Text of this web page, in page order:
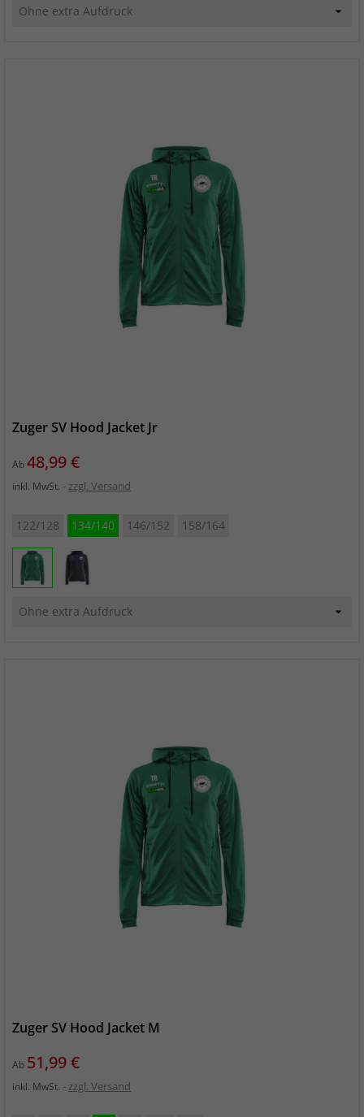
Zuger SV Hood Jacket Jr
AbPreis
48,99 €
inkl. MwSt. zzgl. Versand
122/128 134/140 146/152 158/164
Zuger SV Hood Jacket M
Ab Preis
51,99 €
inkl. MwSt. zzgl. Versand